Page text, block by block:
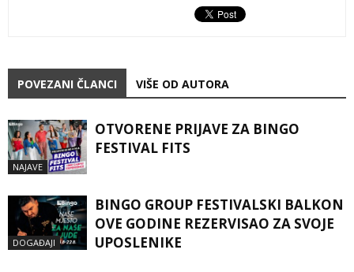
POVEZANI ČLANCI VIŠE OD AUTORA
NAJAVE
OTVORENE PRIJAVE ZA BINGO
FESTIVAL FITS
DOGAĐAJI
BINGO GROUP FESTIVALSKI BALKON
OVE GODINE REZERVISAO ZA SVOJE
UPOSLENIKE